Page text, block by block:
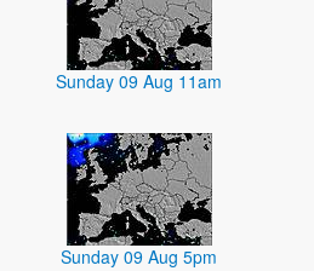
Sunday 09 Aug 11am
Sunday 09 Aug 5pm